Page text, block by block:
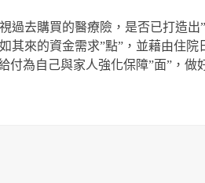
過去購買的醫療險，是否已打造
其來的資金需求”點”，並藉由住
付為自己與家人強化保障”面”，